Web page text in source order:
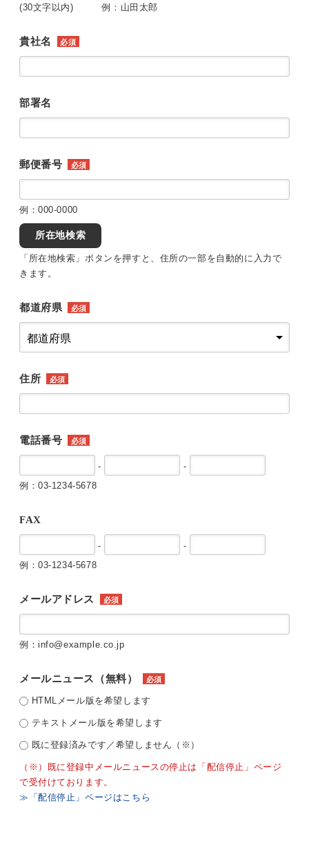
(30文字以内) 例：山田太郎
貴社名 必須
部署名
郵便番号 必須
例：000-0000
所在地検索
「所在地検索」ボタンを押すと、住所の一部を自動的に入力で
きます。
都道府県 必須
住所 必須
電話番号 必須
-
-
例：03-1234-5678
FAX
-
-
例：03-1234-5678
メールアドレス 必須
例：info@example.co.jp
メールニュース（無料） 必須
HTMLメール版を希望します
テキストメール版を希望します
既に登録済みです／希望しません（※）
（※）既に登録中メールニュースの停止は「配信停止」ページ
で受付けております。
≫「配信停止」ページはこちら